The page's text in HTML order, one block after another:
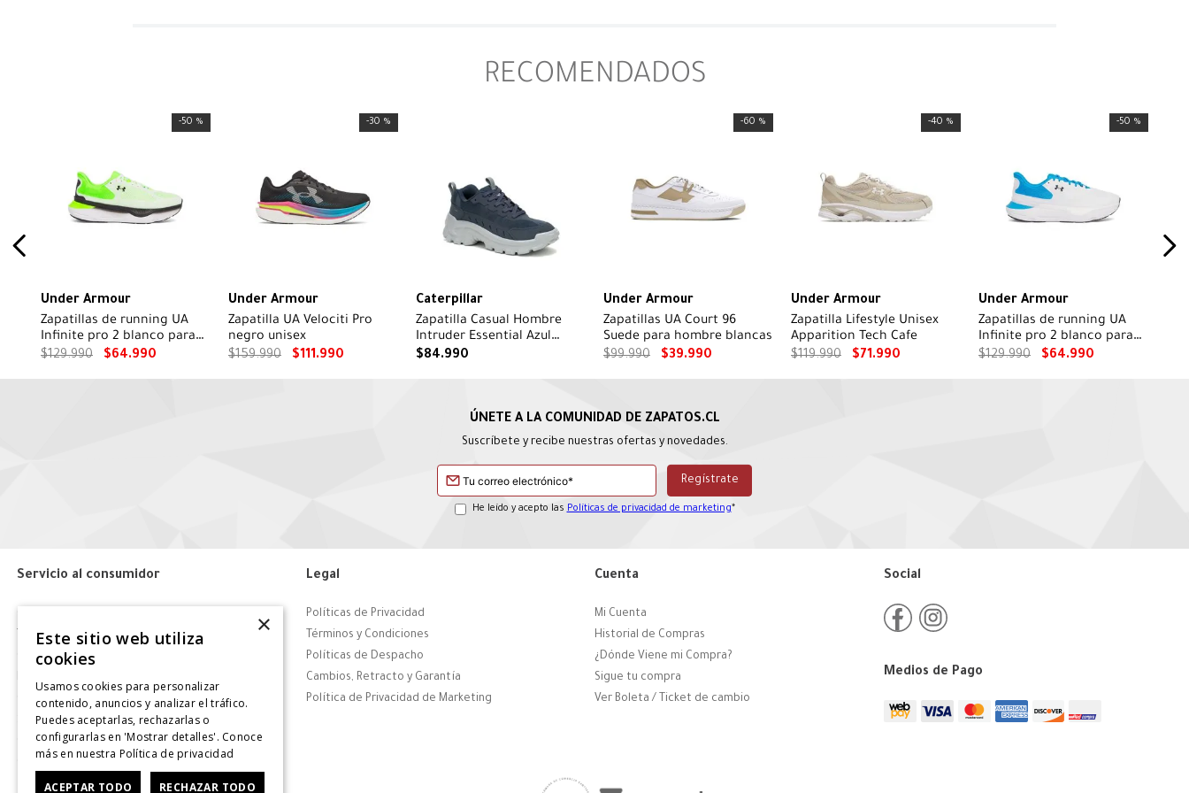
RECOMENDADOS
-50 %
Under Armour
Zapatillas de running UA
Infinite pro 2 blanco para
hombre
$129.990 $64.990
-30 %
Under Armour
Zapatilla UA Velociti Pro
negro unisex
$159.990 $111.990
Caterpillar
Zapatilla Casual Hombre
Intruder Essential Azul
Marino Cat
$84.990
-60 %
Under Armour
Zapatillas UA Court 96
Suede para hombre blancas
$99.990 $39.990
-40 %
Under Armour
Zapatilla Lifestyle Unisex
Apparition Tech Cafe
$119.990 $71.990
-50 %
Under Armour
Zapatillas de running UA
Infinite pro 2 blanco para
hombre
$129.990 $64.990
Suscríbete y recibe nuestras ofertas y novedades.
He leído y acepto las Políticas de privacidad de marketing*
Servicio al consumidor
Tiendas
Contáctanos
Giftcard
Solicitar Factura
CyberDay
Legal
Políticas de Privacidad
Términos y Condiciones
Políticas de Despacho
Cambios, Retracto y Garantía
Política de Privacidad de Marketing
Cuenta
Mi Cuenta
Historial de Compras
¿Dónde Viene mi Compra?
Sigue tu compra
Ver Boleta / Ticket de cambio
Social
Medios de Pago
×
Este sitio web utiliza
cookies
Usamos cookies para personalizar
contenido, anuncios y analizar el tráfico.
Puedes aceptarlas, rechazarlas o
configurarlas en 'Mostrar detalles'. Conoce
más en nuestra Política de privacidad
ACEPTAR TODO RECHAZAR TODO